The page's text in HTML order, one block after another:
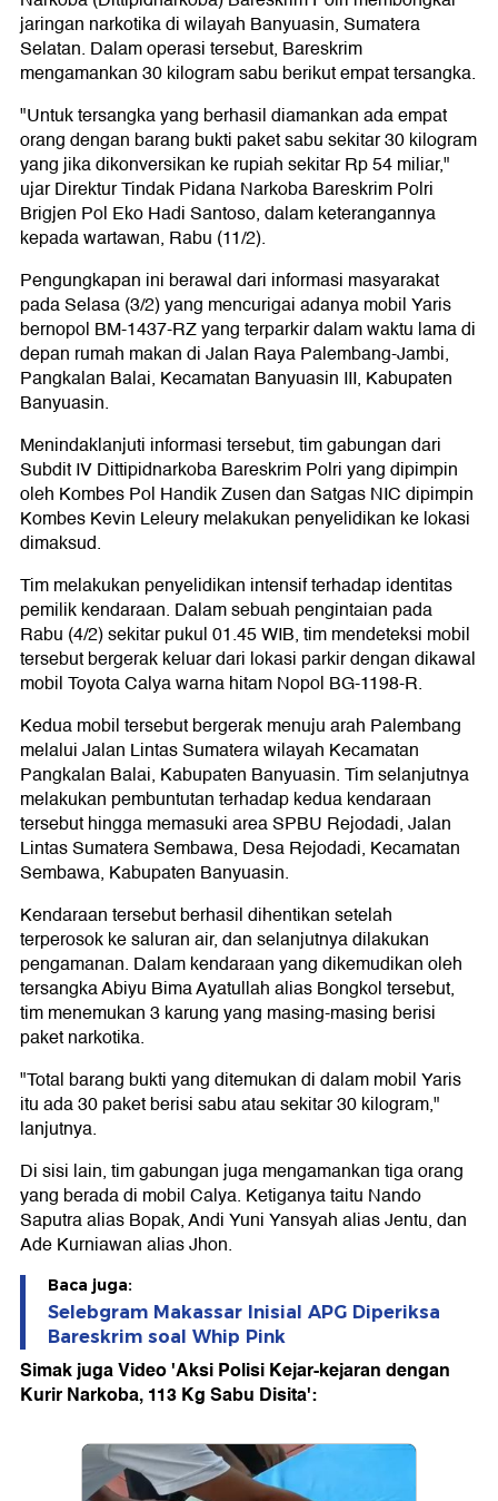
jaringan narkotika di wilayah Banyuasin, Sumatera
Selatan. Dalam operasi tersebut, Bareskrim
mengamankan 30 kilogram sabu berikut empat tersangka.
"Untuk tersangka yang berhasil diamankan ada empat
orang dengan barang bukti paket sabu sekitar 30 kilogram
yang jika dikonversikan ke rupiah sekitar Rp 54 miliar,"
ujar Direktur Tindak Pidana Narkoba Bareskrim Polri
Brigjen Pol Eko Hadi Santoso, dalam keterangannya
kepada wartawan, Rabu (11/2).
Pengungkapan ini berawal dari informasi masyarakat
pada Selasa (3/2) yang mencurigai adanya mobil Yaris
bernopol BM-1437-RZ yang terparkir dalam waktu lama di
depan rumah makan di Jalan Raya Palembang-Jambi,
Pangkalan Balai, Kecamatan Banyuasin III, Kabupaten
Banyuasin.
Menindaklanjuti informasi tersebut, tim gabungan dari
Subdit IV Dittipidnarkoba Bareskrim Polri yang dipimpin
oleh Kombes Pol Handik Zusen dan Satgas NIC dipimpin
Kombes Kevin Leleury melakukan penyelidikan ke lokasi
dimaksud.
Tim melakukan penyelidikan intensif terhadap identitas
pemilik kendaraan. Dalam sebuah pengintaian pada
Rabu (4/2) sekitar pukul 01.45 WIB, tim mendeteksi mobil
tersebut bergerak keluar dari lokasi parkir dengan dikawal
mobil Toyota Calya warna hitam Nopol BG-1198-R.
Kedua mobil tersebut bergerak menuju arah Palembang
melalui Jalan Lintas Sumatera wilayah Kecamatan
Pangkalan Balai, Kabupaten Banyuasin. Tim selanjutnya
melakukan pembuntutan terhadap kedua kendaraan
tersebut hingga memasuki area SPBU Rejodadi, Jalan
Lintas Sumatera Sembawa, Desa Rejodadi, Kecamatan
Sembawa, Kabupaten Banyuasin.
Kendaraan tersebut berhasil dihentikan setelah
terperosok ke saluran air, dan selanjutnya dilakukan
pengamanan. Dalam kendaraan yang dikemudikan oleh
tersangka Abiyu Bima Ayatullah alias Bongkol tersebut,
tim menemukan 3 karung yang masing-masing berisi
paket narkotika.
"Total barang bukti yang ditemukan di dalam mobil Yaris
itu ada 30 paket berisi sabu atau sekitar 30 kilogram,"
lanjutnya.
Di sisi lain, tim gabungan juga mengamankan tiga orang
yang berada di mobil Calya. Ketiganya taitu Nando
Saputra alias Bopak, Andi Yuni Yansyah alias Jentu, dan
Ade Kurniawan alias Jhon.
Baca juga:
Selebgram Makassar Inisial APG Diperiksa
Bareskrim soal Whip Pink
Simak juga Video 'Aksi Polisi Kejar-kejaran dengan
Kurir Narkoba, 113 Kg Sabu Disita':